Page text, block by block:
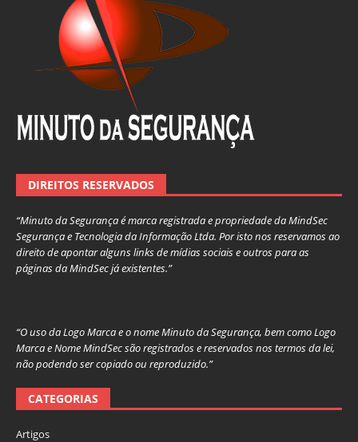
DIREITOS RESERVADOS
“Minuto da Segurança é marca registrada e propriedade da MindSec
Segurança e Tecnologia da Informação Ltda. Por isto nos reservamos ao
direito de apontar alguns links de mídias sociais e outros para as
páginas da MindSec já existentes.”
“O uso da Logo Marca e o nome Minuto da Segurança, bem como Logo
Marca e Nome MindSec são registrados e reservados nos termos da lei,
não podendo ser copiado ou reproduzido.”
CATEGORIAS
Artigos